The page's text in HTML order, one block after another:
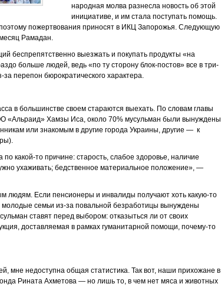
народная молва разнесла новость об этой
инициативе, и им стала поступать помощь.
пожертвования приносят в ИКЦ Запорожья. Следующую
Рамадан.
беспрепятственно выезжать и покупать продукты «на
больше людей, ведь «по ту сторону блок-постов» все в три-
перепон бюрократического характера.
в большинстве своем стараются выехать. По словам главы
«Альраид» Хамзы Иса, около 70% мусульман были вынуждены
или знакомым в другие города Украины, другие — к
какой-то причине: старость, слабое здоровье, наличие
ухаживать; бедственное материальное положение», —
людям. Если пенсионеры и инвалиды получают хоть какую-то
семьи из-за повальной безработицы вынуждены
ставят перед выбором: отказыться ли от своих
доставляемая в рамках гуманитарной помощи, почему-то
мне недоступна общая статистика. Так вот, наши прихожане в
Рината Ахметова — но лишь то, в чем нет мяса и животных